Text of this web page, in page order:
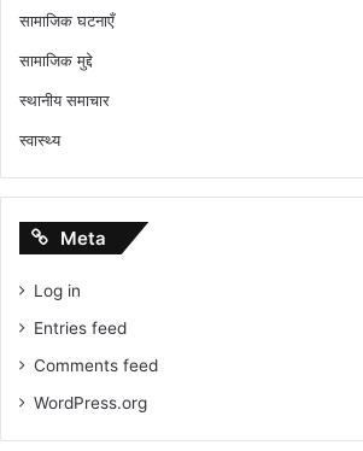
सामाजिक घटनाएँ
सामाजिक मुद्दे
स्थानीय समाचार
स्वास्थ्य
Meta
Log in
Entries feed
Comments feed
WordPress.org